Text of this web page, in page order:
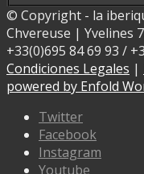
© Copyright - la
Chvereuse | Yvelines
+33(0)695 84 69 93 /
Condiciones Legales |
powered by Enfold
Twitter
Facebook
Instagram
Youtube